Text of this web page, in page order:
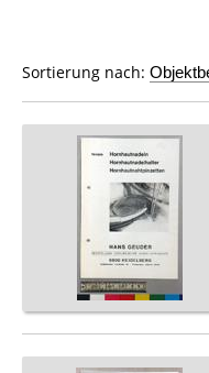
Sortierung nach: